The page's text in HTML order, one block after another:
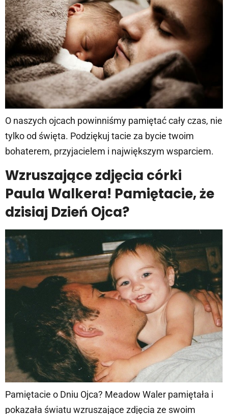
O naszych ojcach powinniśmy pamiętać cały czas, nie
tylko od święta. Podziękuj tacie za bycie twoim
bohaterem, przyjacielem i największym wsparciem.
Wzruszające zdjęcia córki
Paula Walkera! Pamiętacie, że
dzisiaj Dzień Ojca?
Pamiętacie o Dniu Ojca? Meadow Waler pamiętała i
pokazała światu wzruszające zdjęcia ze swoim